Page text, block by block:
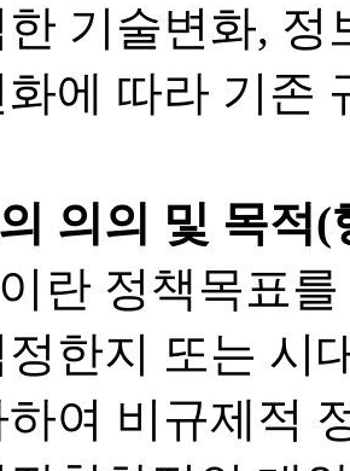
기술변화,
에 따라 기존
의의 및 목적
란 정책목표
한지 또는 시
여 비규제적